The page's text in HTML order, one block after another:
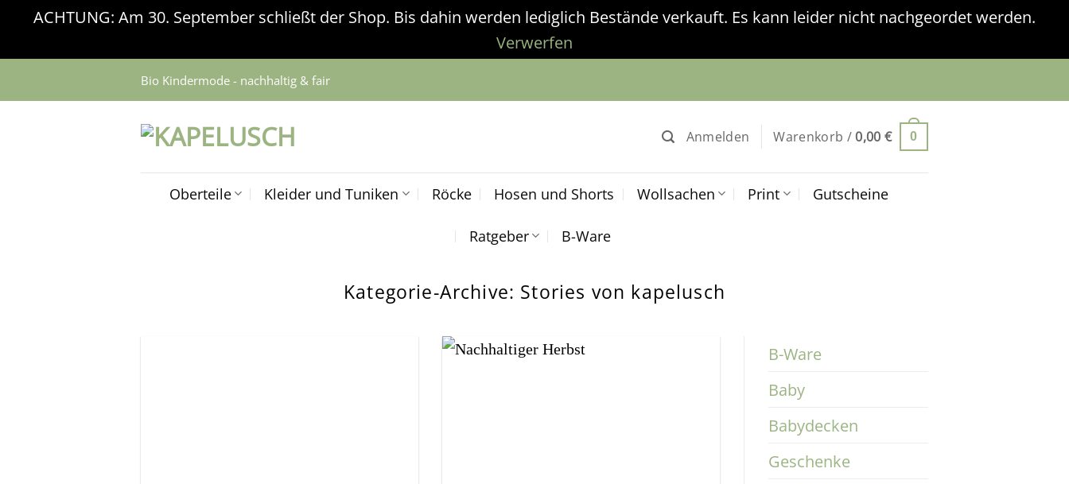
ACHTUNG: Am 30. September schließt der Shop. Bis dahin werden lediglich Bestände verkauft. Es kann leider nicht nachgeordet werden.
Verwerfen
Inhalt
Bio Kindermode - nachhaltig & fair
Anmelden Warenkorb /0,00 € 0
Oberteile Kleider und Tuniken Röcke Hosen und Shorts Wollsachen Print Gutscheine
Ratgeber B-Ware
Kategorie-Archive: Stories von kapelusch
B-Ware
Baby
Babydecken
Geschenke